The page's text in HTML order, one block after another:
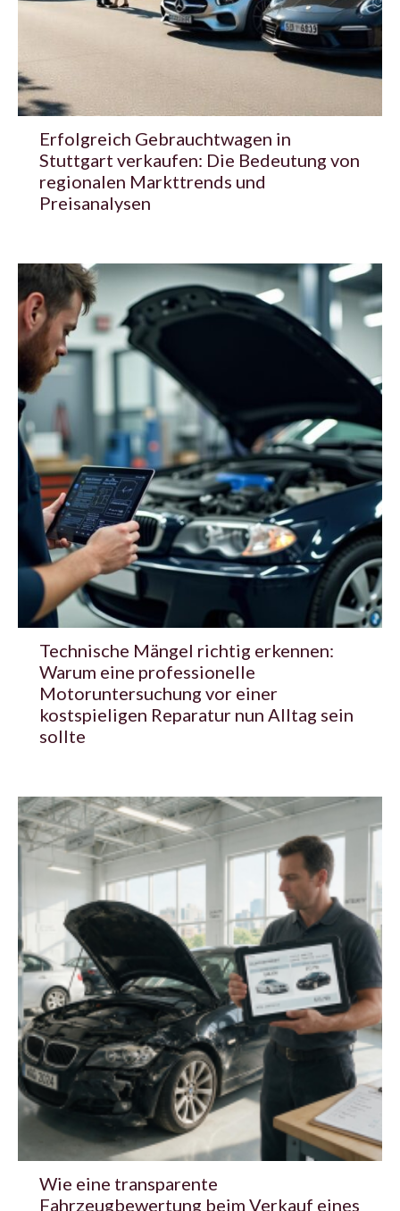
Erfolgreich Gebrauchtwagen in
Stuttgart verkaufen: Die Bedeutung von
regionalen Markttrends und
Preisanalysen
Technische Mängel richtig erkennen:
Warum eine professionelle
Motoruntersuchung vor einer
kostspieligen Reparatur nun Alltag sein
sollte
Wie eine transparente
Fahrzeugbewertung beim Verkauf eines